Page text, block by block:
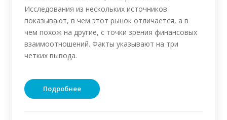
Исследования из нескольких источников
показывают, в чем этот рынок отличается, а в
чем похож на другие, с точки зрения финансовых
взаимоотношений. Факты указывают на три
четких вывода.
Подробнее